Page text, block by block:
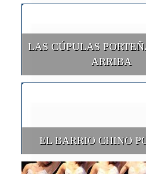
LAS CÚPULAS
ARRIBA
EL BARRIO CHINO